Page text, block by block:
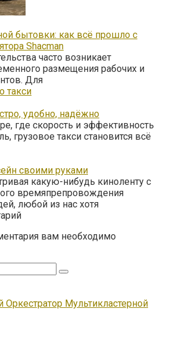
бытовки: как всё прошло с
Shacman
часто возникает
размещения рабочих и
Для
удобно, надёжно
где скорость и эффективность
грузовое такси становится всё
своими руками
какую-нибудь киноленту с
времяпрепровождения
любой из нас хотя
вам необходимо
Мультикластерной